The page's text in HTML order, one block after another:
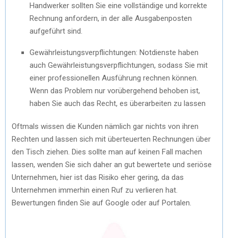
Handwerker sollten Sie eine vollständige und korrekte
Rechnung anfordern, in der alle Ausgabenposten
aufgeführt sind.
Gewährleistungsverpflichtungen: Notdienste haben
auch Gewährleistungsverpflichtungen, sodass Sie mit
einer professionellen Ausführung rechnen können.
Wenn das Problem nur vorübergehend behoben ist,
haben Sie auch das Recht, es überarbeiten zu lassen
Oftmals wissen die Kunden nämlich gar nichts von ihren
Rechten und lassen sich mit überteuerten Rechnungen über
den Tisch ziehen. Dies sollte man auf keinen Fall machen
lassen, wenden Sie sich daher an gut bewertete und seriöse
Unternehmen, hier ist das Risiko eher gering, da das
Unternehmen immerhin einen Ruf zu verlieren hat.
Bewertungen finden Sie auf Google oder auf Portalen.